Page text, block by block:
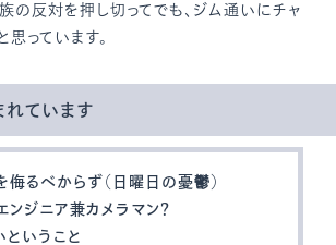
の反対を押し切ってでも、ジム通いにチャ
思っています。
れています
侮るべからず（日曜日の憂鬱）
ンジニア兼カメラマン？
いうこと